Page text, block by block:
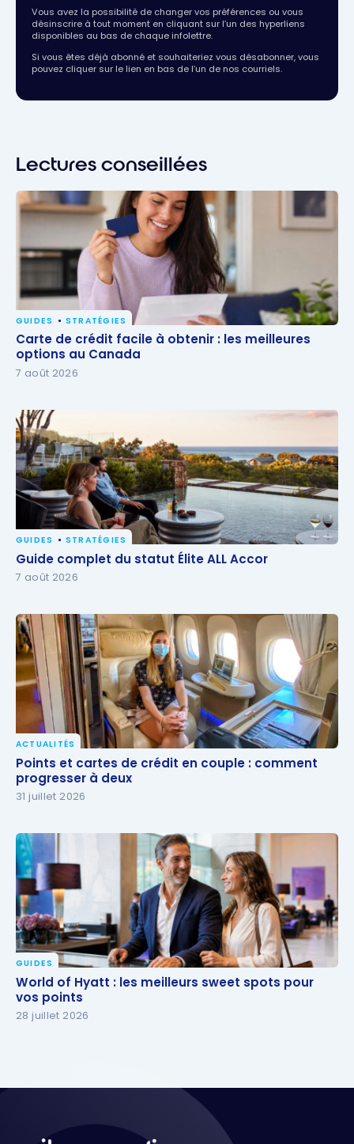
Vous avez la possibilité de changer vos préférences ou vous
désinscrire à tout moment en cliquant sur l’un des hyperliens
disponibles au bas de chaque infolettre.
Si vous êtes déjà abonné et souhaiteriez vous désabonner, vous
pouvez cliquer sur le lien en bas de l’un de nos courriels.
Lectures conseillées
Carte de crédit facile à obtenir : les meilleures
options au Canada
GUIDES STRATÉGIES
Carte de crédit facile à obtenir : les meilleures
options au Canada
7 août 2026
Guide complet du statut Élite ALL Accor
GUIDES STRATÉGIES
Guide complet du statut Élite ALL Accor
7 août 2026
Points et cartes de crédit en couple : comment
progresser à deux
ACTUALITÉS
Points et cartes de crédit en couple : comment
progresser à deux
31 juillet 2026
World of Hyatt : les meilleurs sweet spots pour vos
points
GUIDES
World of Hyatt : les meilleurs sweet spots pour
vos points
28 juillet 2026